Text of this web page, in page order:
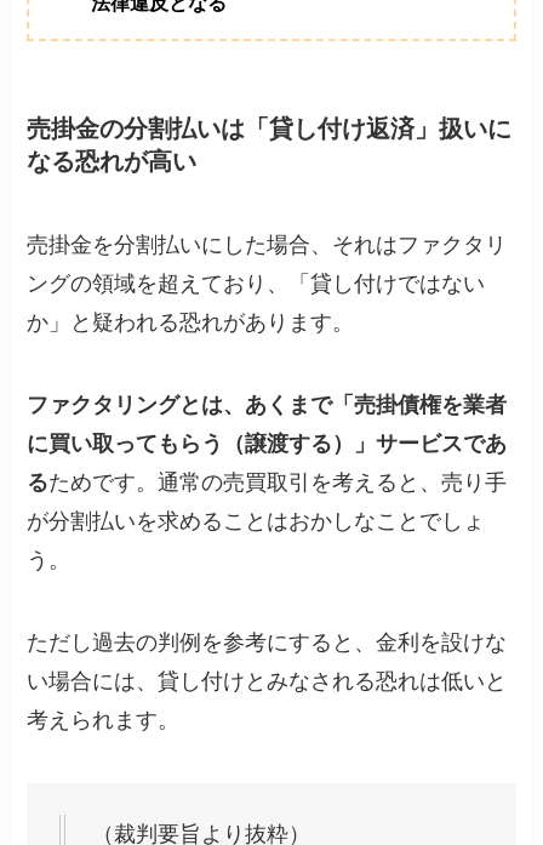
売掛金の分割払いは「貸し付け返済」扱いに
なる恐れが高い
売掛金を分割払いにした場合、それはファクタリ
ングの領域を超えており、「貸し付けではない
か」と疑われる恐れがあります。
ファクタリングとは、あくまで「売掛債権を業者
に買い取ってもらう（譲渡する）」サービスであ
るためです。通常の売買取引を考えると、売り手
が分割払いを求めることはおかしなことでしょ
う。
ただし過去の判例を参考にすると、金利を設けな
い場合には、貸し付けとみなされる恐れは低いと
考えられます。
（裁判要旨より抜粋）